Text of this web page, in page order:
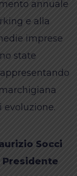
annuale
e alla
imprese
state
evoluzione.
Socci
Presidente